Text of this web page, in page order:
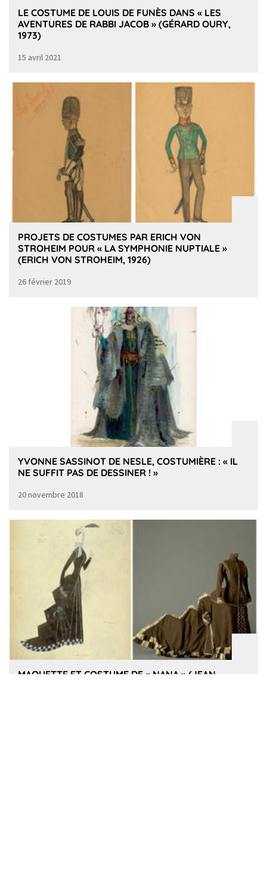
LE COSTUME DE LOUIS DE FUNÈS DANS « LES
AVENTURES DE RABBI JACOB » (GÉRARD OURY,
1973)
15 avril 2021
PROJETS DE COSTUMES PAR ERICH VON
STROHEIM POUR « LA SYMPHONIE NUPTIALE »
(ERICH VON STROHEIM, 1926)
26 février 2019
YVONNE SASSINOT DE NESLE, COSTUMIÈRE : « IL
NE SUFFIT PAS DE DESSINER ! »
20 novembre 2018
MAQUETTE ET COSTUME DE « NANA » (JEAN